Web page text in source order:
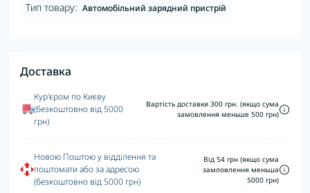
Тип товару: Автомобільний зарядний пристрій
Доставка
Кур'єром по Києву
(безкоштовно від 5000
грн)
Вартість доставки 300 грн. (якщо сума
замовлення меньше 500 грн)
Новою Поштою у відділення та
поштомати або за адресою
(безкоштовно від 5000 грн)
Від 54 грн (якщо сума
замловлення меньша
5000 грн)